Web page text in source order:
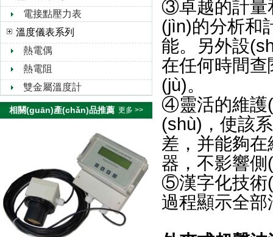
電接點壓力表
溫度儀表系列
熱電偶
熱電阻
雙金屬溫度計
相關(guān)產(chǎn)品推薦 更多 >>
③卓越的計量
(jìn)的分析和
能。另外設
在任何時間
(jù)。
④靈活的維護
(shù)，使
差，并能
器，不影響側
⑤漢字化技術
過程顯示全部